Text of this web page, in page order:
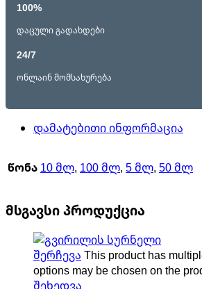
100%
დაცული გადახდები
24/7
ონლაინ მომსახურება
დამატებითი ინფორმაცია
წონა 10 მლ, 100 მლ, 5 მლ, 50 მლ
მსგავსი პროდუქცია
შერჩევა This product has
options may be chosen on the
შეხედვა